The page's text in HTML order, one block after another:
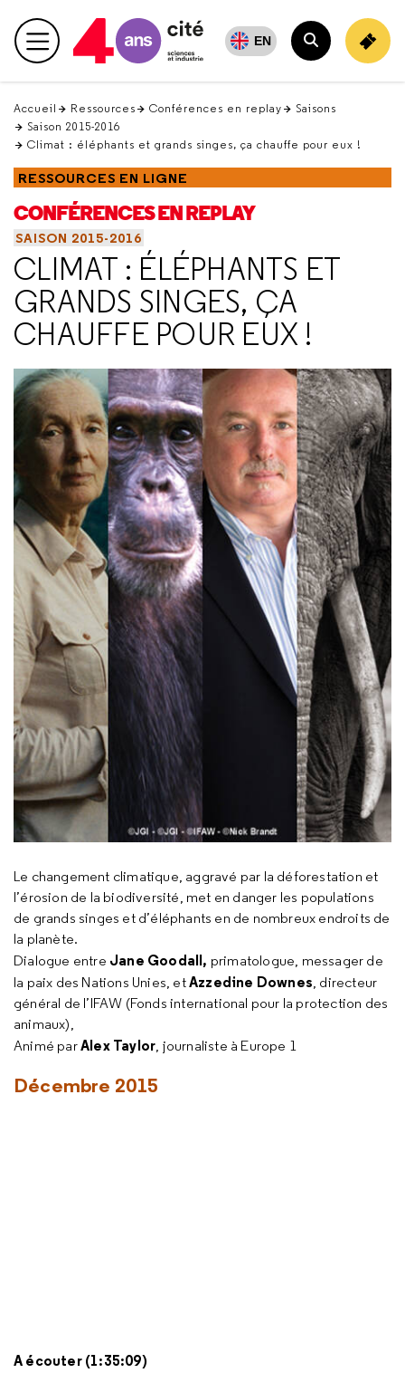
en
haut Menu principal EN
Rechercher
Accueil Ressources Conférences en replay
Saisons
Saison 2015-2016
Climat : éléphants et grands singes, ça chauffe pour eux !
RESSOURCES EN LIGNE
CONFÉRENCES EN REPLAY
SAISON 2015-2016
CLIMAT : ÉLÉPHANTS ET
GRANDS SINGES, ÇA
CHAUFFE POUR EUX !
Le changement climatique, aggravé par la déforestation et
l’érosion de la biodiversité, met en danger les populations
de grands singes et d’éléphants en de nombreux endroits de
la planète.
Dialogue entre Jane Goodall, primatologue, messager de
la paix des Nations Unies, etAzzedine Downes, directeur
général de l’IFAW (Fonds international pour la protection des
animaux),
Animé parAlex Taylor, journaliste à Europe 1
Décembre 2015
A écouter (1:35:09)